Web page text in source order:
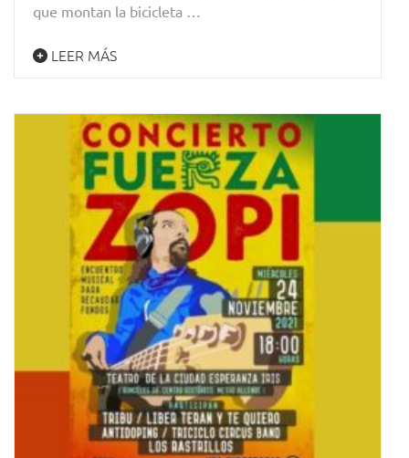
que montan la bicicleta …
LEER MÁS